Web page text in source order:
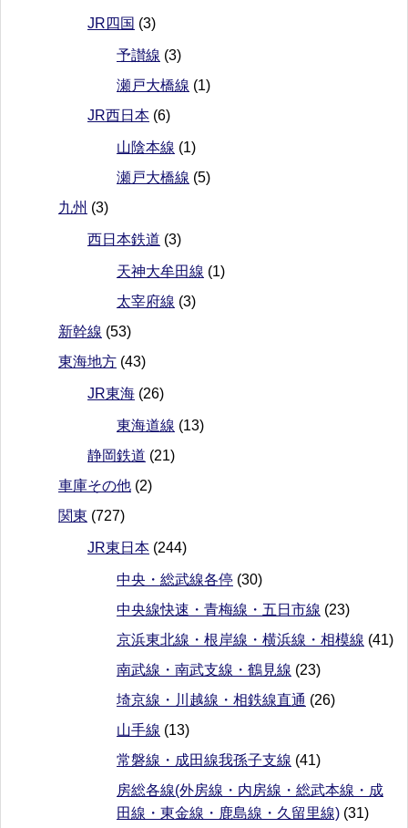
JR四国 (3)
予讃線 (3)
瀬戸大橋線 (1)
JR西日本 (6)
山陰本線 (1)
瀬戸大橋線 (5)
九州 (3)
西日本鉄道 (3)
天神大牟田線 (1)
太宰府線 (3)
新幹線 (53)
東海地方 (43)
JR東海 (26)
東海道線 (13)
静岡鉄道 (21)
車庫その他 (2)
関東 (727)
JR東日本 (244)
中央・総武線各停 (30)
中央線快速・青梅線・五日市線 (23)
京浜東北線・根岸線・横浜線・相模線 (41)
南武線・南武支線・鶴見線 (23)
埼京線・川越線・相鉄線直通 (26)
山手線 (13)
常磐線・成田線我孫子支線 (41)
房総各線(外房線・内房線・総武本線・成
田線・東金線・鹿島線・久留里線) (31)